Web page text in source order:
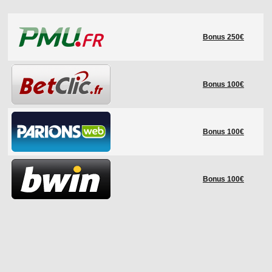
LES STADES
HISTORIQUE
COUPE DES CONFÉDÉRATIONS
Bonus 250€
Bonus 100€
Bonus 100€
Bonus 100€